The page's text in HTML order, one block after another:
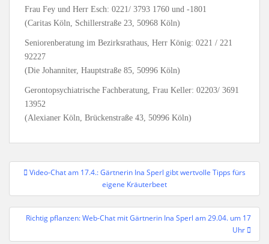
Frau Fey und Herr Esch: 0221/ 3793 1760 und -1801
(Caritas Köln, Schillerstraße 23, 50968 Köln)
Seniorenberatung im Bezirksrathaus, Herr König: 0221 / 221
92227
(Die Johanniter, Hauptstraße 85, 50996 Köln)
Gerontopsychiatrische Fachberatung, Frau Keller: 02203/ 3691
13952
(Alexianer Köln, Brückenstraße 43, 50996 Köln)
Beitragsnavigation
Video-Chat am 17.4.: Gärtnerin Ina Sperl gibt wertvolle Tipps fürs
eigene Kräuterbeet
Richtig pflanzen: Web-Chat mit Gärtnerin Ina Sperl am 29.04. um 17
Uhr